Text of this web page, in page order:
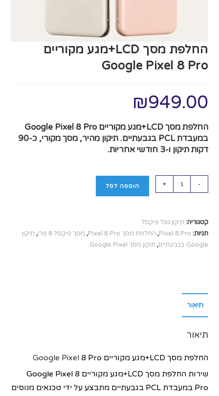
החלפת מסך LCD+מגע מקוריים
Google Pixel 8 Pro
₪949.00
החלפת מסך LCD+מגע מקוריים Google Pixel 8 Pro
במעבדת PCL בגבעתיים. תיקון מהיר, מסך מקורי, כ-90
דקות תיקון ו-3 חודשי אחריות.
-
+ הוספה לסל
קטגוריה: תיקון גוגל פיקסל
תגיות: Pixel 8 Pro
, החלפת מסך Pixel 8 Pro , מסך פיקסל 8 פרו , תיקון
Google בגבעתיים
, תיקון מסך Google Pixel
תיאור
תיאור
החלפת מסך LCD+מגע מקוריים Google Pixel8 Pro
שירות החלפת מסך LCD+מגע מקוריים Google Pixel 8
Pro במעבדת PCL בגבעתיים מתבצע על ידי טכנאים מנוסים